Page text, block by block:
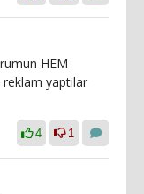
HEM
yaptilar
4 1